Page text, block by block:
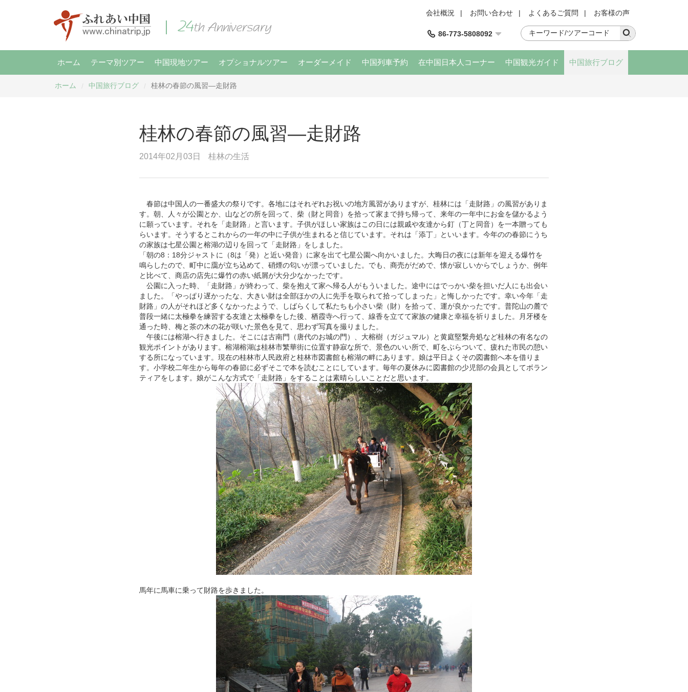
会社概況 | お問い合わせ | よくあるご質問 | お客様の声
86-773-5808092
ホーム テーマ別ツアー 中国現地ツアー オプショナルツアー オーダーメイド 中国列車予約 在中国日本人コーナー 中国観光ガイド 中国旅行ブログ
ホーム 中国旅行ブログ 桂林の春節の風習―走財路
桂林の春節の風習―走財路
2014年02月03日 桂林の生活
春節は中国人の一番盛大の祭りです。各地にはそれぞれお祝いの地方風習がありますが、桂林には「走財路」の風習がありま
す。朝、人々が公園とか、山などの所を回って、柴（財と同音）を拾って家まで持ち帰って、来年の一年中にお金を儲かるよう
に願っています。それを「走財路」と言います。子供がほしい家族はこの日には親戚や友達から釘（丁と同音）を一本贈っても
らいます。そうするとこれからの一年の中に子供が生まれると信じています。それは「添丁」といいます。今年のの春節にうち
の家族は七星公園と榕湖の辺りを回って「走財路」をしました。
「朝の8：18分ジャストに（8は「発）と近い発音）に家を出て七星公園へ向かいました。大晦日の夜には新年を迎える爆竹を
鳴らしたので、町中に靄が立ち込めて、硝煙の匂いが漂っていました。でも、商売がだめで、懐が寂しいからでしょうか、例年
と比べて、商店の店先に爆竹の赤い紙屑が大分少なかったです。
公園に入った時、「走財路」が終わって、柴を抱えて家へ帰る人がもういました。途中にはでっかい柴を担いだ人にも出会い
ました。「やっぱり遅かったな、大きい財は全部ほかの人に先手を取られて拾ってしまった」と悔しかったです。幸い今年「走
財路」の人がそれほど多くなかったようで、しばらくして私たちも小さい柴（財）を拾って、運が良かったです。普陀山の麓で
普段一緒に太極拳を練習する友達と太極拳をした後、栖霞寺へ行って、線香を立てて家族の健康と幸福を祈りました。月牙楼を
通った時、梅と茶の木の花が咲いた景色を見て、思わず写真を撮りました。
午後には榕湖へ行きました。そこには古南門（唐代のお城の門）、大榕樹（ガジュマル）と黄庭堅繋舟処など桂林の有名なの
観光ポイントがあります。榕湖榕湖は桂林市繁華街に位置す静寂な所で、景色のいい所で、町をぶらついて、疲れた市民の憩い
する所になっています。現在の桂林市人民政府と桂林市図書館も榕湖の畔にあります。娘は平日よくその図書館へ本を借りま
す。小学校二年生から毎年の春節に必ずそこで本を読むことにしています。毎年の夏休みに図書館の少児部の会員としてボラン
ティアをします。娘がこんな方式で「走財路」をすることは素晴らしいことだと思います。
馬年に馬車に乗って財路を歩きました。